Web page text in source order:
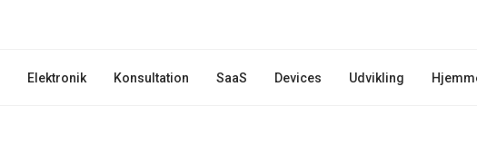
Elektronik Konsultation SaaS Devices Udvikling